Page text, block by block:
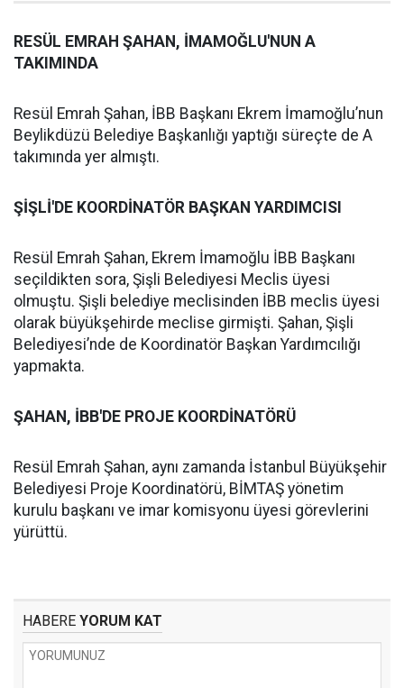
RESÜL EMRAH ŞAHAN, İMAMOĞLU'NUN A
TAKIMINDA
Resül Emrah Şahan, İBB Başkanı Ekrem İmamoğlu’nun
Beylikdüzü Belediye Başkanlığı yaptığı süreçte de A
takımında yer almıştı.
ŞİŞLİ'DE KOORDİNATÖR BAŞKAN YARDIMCISI
Resül Emrah Şahan, Ekrem İmamoğlu İBB Başkanı
seçildikten sora, Şişli Belediyesi Meclis üyesi
olmuştu. Şişli belediye meclisinden İBB meclis üyesi
olarak büyükşehirde meclise girmişti. Şahan, Şişli
Belediyesi’nde de Koordinatör Başkan Yardımcılığı
yapmakta.
ŞAHAN, İBB'DE PROJE KOORDİNATÖRÜ
Resül Emrah Şahan, aynı zamanda İstanbul Büyükşehir
Belediyesi Proje Koordinatörü, BİMTAŞ yönetim
kurulu başkanı ve imar komisyonu üyesi görevlerini
yürüttü.
HABERE YORUM KAT